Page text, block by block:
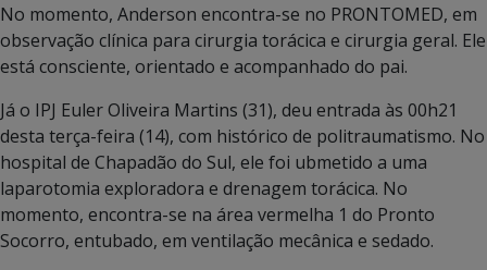
No momento, Anderson encontra-se no PRONTOMED, em
observação clínica para cirurgia torácica e cirurgia geral. Ele
está consciente, orientado e acompanhado do pai.
Já o IPJ Euler Oliveira Martins (31), deu entrada às 00h21
desta terça-feira (14), com histórico de politraumatismo. No
hospital de Chapadão do Sul, ele foi ubmetido a uma
laparotomia exploradora e drenagem torácica. No
momento, encontra-se na área vermelha 1 do Pronto
Socorro, entubado, em ventilação mecânica e sedado.